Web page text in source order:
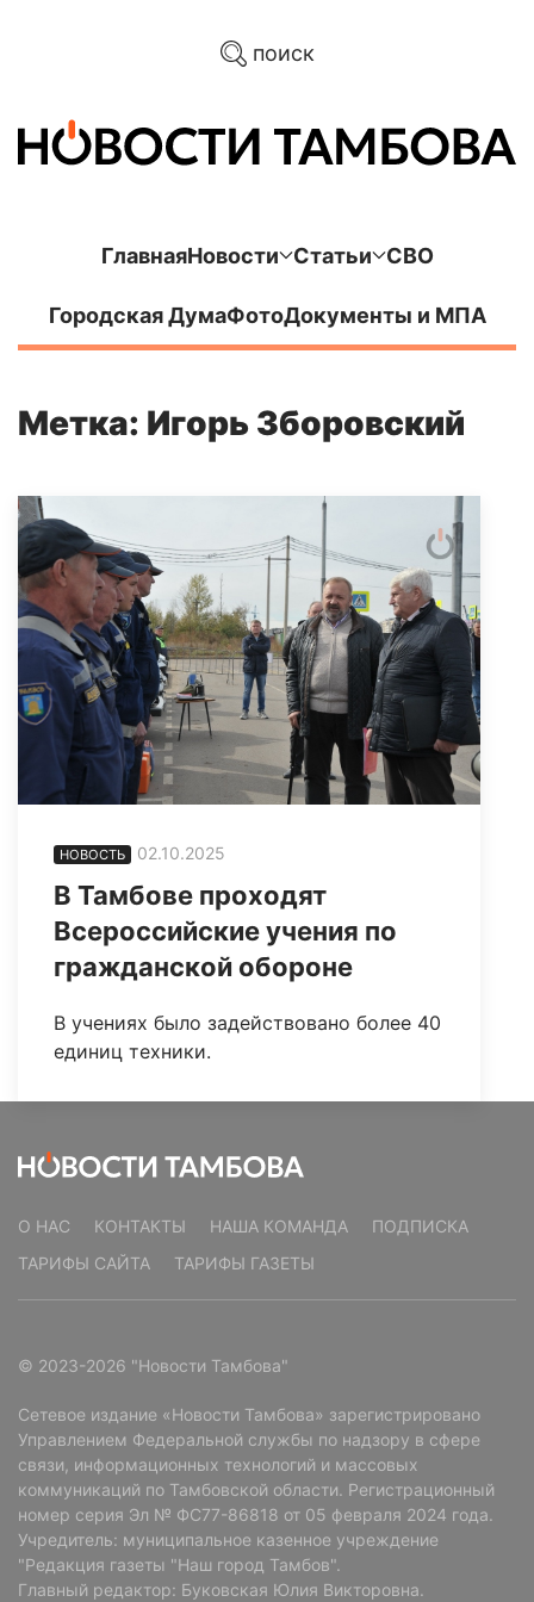
поиск
ГлавнаяНовости Статьи СВО
Городская ДумаФотоДокументы и МПА
Метка: Игорь Зборовский
НОВОСТЬ 02.10.2025
В Тамбове проходят
Всероссийские учения по
гражданской обороне
В учениях было задействовано более 40
единиц техники.
О НАС КОНТАКТЫ НАША КОМАНДА
ПОДПИСКА
ТАРИФЫ САЙТА
ТАРИФЫ ГАЗЕТЫ
© 2023-2026 "Новости Тамбова"
Сетевое издание «Новости Тамбова» зарегистрировано
Управлением Федеральной службы по надзору в сфере
связи, информационных технологий и массовых
коммуникаций по Тамбовской области. Регистрационный
номер серия Эл № ФС77-86818 от 05 февраля 2024 года.
Учредитель: муниципальное казенное учреждение
"Редакция газеты "Наш город Тамбов".
Главный редактор: Буковская Юлия Викторовна.